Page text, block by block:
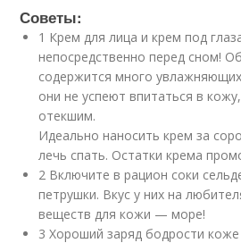
Советы:
1 Крем для лица и крем под
непосредственно перед сном!
содержится много
они не успеют впитаться в
отекшим.
Идеально наносить крем за
лечь спать. Остатки крема
2 Включите в рацион соки
петрушки. Вкус у них на
веществ для кожи — море!
3 Хороший заряд бодрости